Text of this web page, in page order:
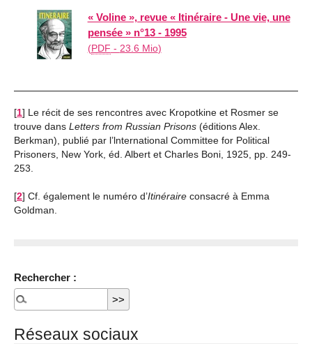
« Voline », revue « Itinéraire - Une vie, une
pensée » n°13 - 1995
(PDF - 23.6 Mio)
[1]
Le récit de ses rencontres avec Kropotkine et Rosmer se
trouve dans Letters from Russian Prisons (éditions Alex.
Berkman), publié par l’lnternational Committee for Political
Prisoners, New York, éd. Albert et Charles Boni, 1925, pp. 249-
253.
[2] Cf. également le numéro d’Itinéraire consacré à Emma
Goldman.
Rechercher :
Réseaux sociaux